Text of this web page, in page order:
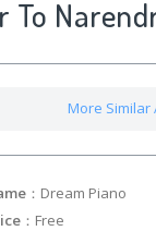
To
More Similar
：
：Free